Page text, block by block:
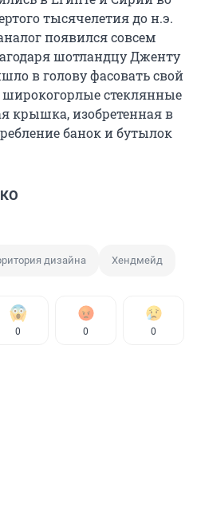
тысячелетия до н.э.
появился совсем
шотландцу Дженту
в голову фасовать свой
стеклянные
крышка, изобретенная в
банок и бутылок
дизайна Хендмейд
0 0 0